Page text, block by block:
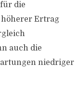
die
Ertrag
auch die
niedriger